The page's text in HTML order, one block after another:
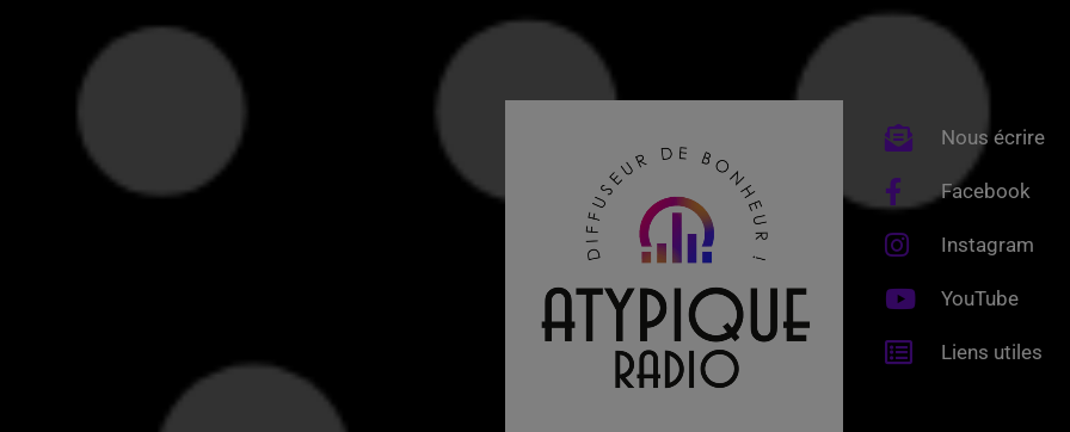
Nous écrire
Facebook
Instagram
YouTube
Liens utiles